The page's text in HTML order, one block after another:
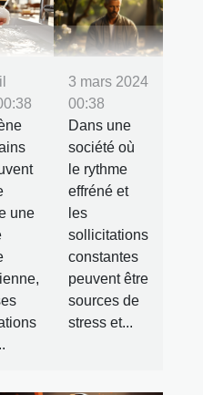
une
3 mars 2024
00:38
Dans une
société où
le rythme
effréné et
les
sollicitations
constantes
peuvent être
sources de
stress et...